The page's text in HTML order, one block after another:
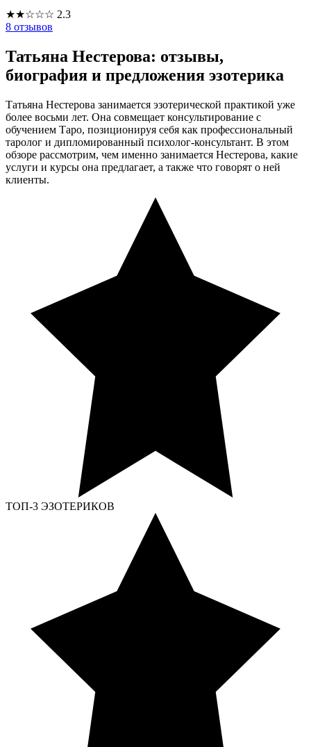
★★☆☆☆ 2.3
8 отзывов
Татьяна Нестерова: отзывы,
биография и предложения эзотерика
Татьяна Нестерова занимается эзотерической практикой уже
более восьми лет. Она совмещает консультирование с
обучением Таро, позиционируя себя как профессиональный
таролог и дипломированный психолог-консультант. В этом
обзоре рассмотрим, чем именно занимается Нестерова, какие
услуги и курсы она предлагает, а также что говорят о ней
клиенты.
ТОП-3 ЭЗОТЕРИКОВ